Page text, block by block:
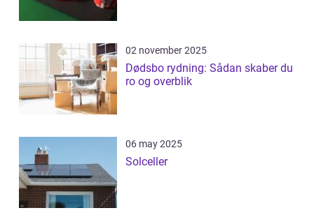
02 november 2025
Dødsbo rydning: Sådan skaber du
ro og overblik
06 may 2025
Solceller